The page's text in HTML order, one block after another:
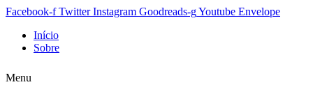
Facebook-f Twitter Instagram Goodreads-gYoutube Envelope
Início
Sobre
Menu